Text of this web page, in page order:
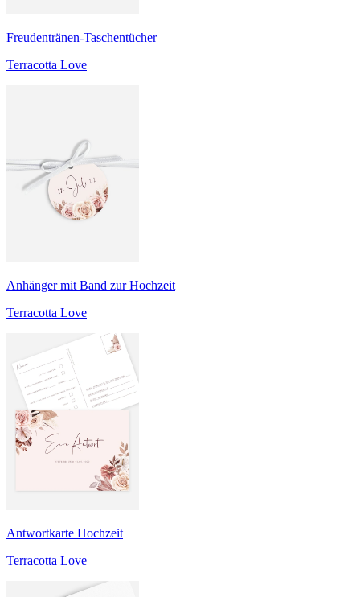
Freudentränen-Taschentücher
Terracotta Love
Anhänger mit Band zur Hochzeit
Terracotta Love
Antwortkarte Hochzeit
Terracotta Love